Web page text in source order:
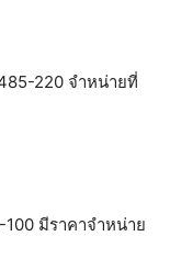
220 จำหน่ายที่
100 มีราคาจำหน่าย